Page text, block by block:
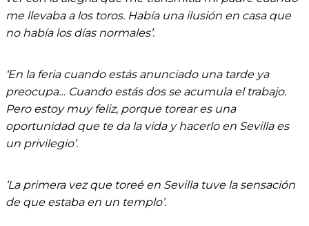
me llevaba a los toros. Había una ilusión en casa que
no había los días normales’.
‘En la feria cuando estás anunciado una tarde ya
preocupa… Cuando estás dos se acumula el trabajo.
Pero estoy muy feliz, porque torear es una
oportunidad que te da la vida y hacerlo en Sevilla es
un privilegio’.
‘La primera vez que toreé en Sevilla tuve la sensación
de que estaba en un templo’.